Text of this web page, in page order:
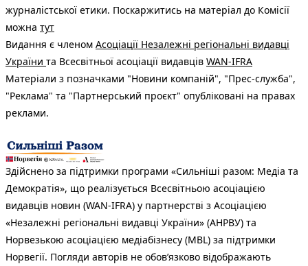
журналістської етики. Поскаржитись на матеріал до Комісії
можна тут
Видання є членом Асоціації Незалежні регіональні видавці
України та Всесвітньої асоціації видавців WAN-IFRA
Матеріали з позначками "Новини компаній", "Прес-служба",
"Реклама" та "Партнерський проєкт" опубліковані на правах
реклами.
Здійснено за підтримки програми «Сильніші разом: Медіа та
Демократія», що реалізується Всесвітньою асоціацією
видавців новин (WAN-IFRA) у партнерстві з Асоціацією
«Незалежні регіональні видавці України» (АНРВУ) та
Норвезькою асоціацією медіабізнесу (MBL) за підтримки
Норвегії. Погляди авторів не обов’язково відображають